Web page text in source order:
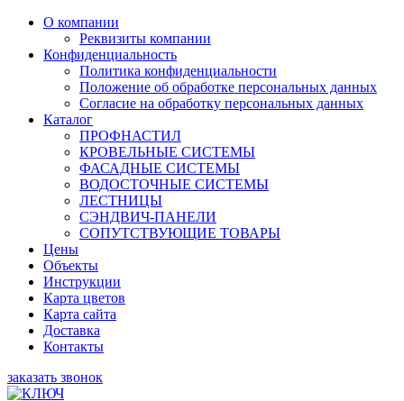
О компании
Реквизиты компании
Конфиденциальность
Политика конфиденциальности
Положение об обработке персональных данных
Согласие на обработку персональных данных
Каталог
ПРОФНАСТИЛ
КРОВЕЛЬНЫЕ СИСТЕМЫ
ФАСАДНЫЕ СИСТЕМЫ
ВОДОСТОЧНЫЕ СИСТЕМЫ
ЛЕСТНИЦЫ
СЭНДВИЧ-ПАНЕЛИ
СОПУТСТВУЮЩИЕ ТОВАРЫ
Цены
Объекты
Инструкции
Карта цветов
Карта сайта
Доставка
Контакты
заказать звонок